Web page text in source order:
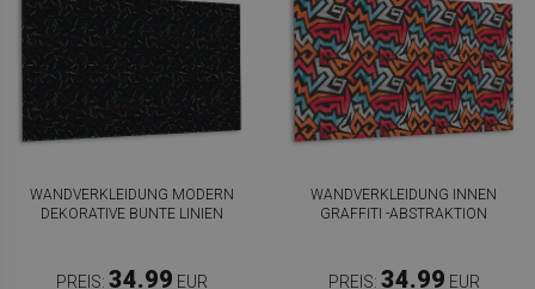
WANDVERKLEIDUNG MODERN
DEKORATIVE BUNTE LINIEN
PREIS: 34.99 EUR
WANDVERKLEIDUNG INNEN
GRAFFITI -ABSTRAKTION
PREIS: 34.99 EUR